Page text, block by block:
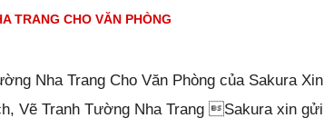
TRANG CHO VĂN PHÒNG
Nha Trang Cho Văn Phòng của Sakura Xin
Vẽ Tranh Tường Nha Trang Sakura xin gửi